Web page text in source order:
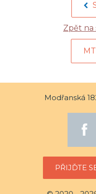
Zpět na
MT
Modřanská
PŘIJĎTE